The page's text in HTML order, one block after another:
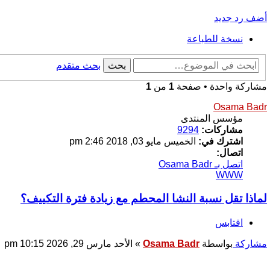
أضف رد جديد
نسخة للطباعة
بحث بحث متقدم
مشاركة واحدة • صفحة 1 من 1
Osama Badr
مؤسس المنتدى
مشاركات: 9294
اشترك في: الخميس مايو 03, 2018 2:46 pm
اتصال:
اتصل بـ Osama Badr
WWW
لماذا تقل نسبة النشا المحطم مع زيادة فترة التكييف؟
اقتابس
مشاركة بواسطة Osama Badr
» الأحد مارس 29, 2026 10:15 pm